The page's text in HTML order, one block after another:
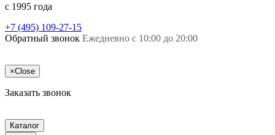
c 1995 года
+7 (495) 109-27-15
Обратный звонок Ежедневно с 10:00 до 20:00
×Close
Заказать звонок
Каталог